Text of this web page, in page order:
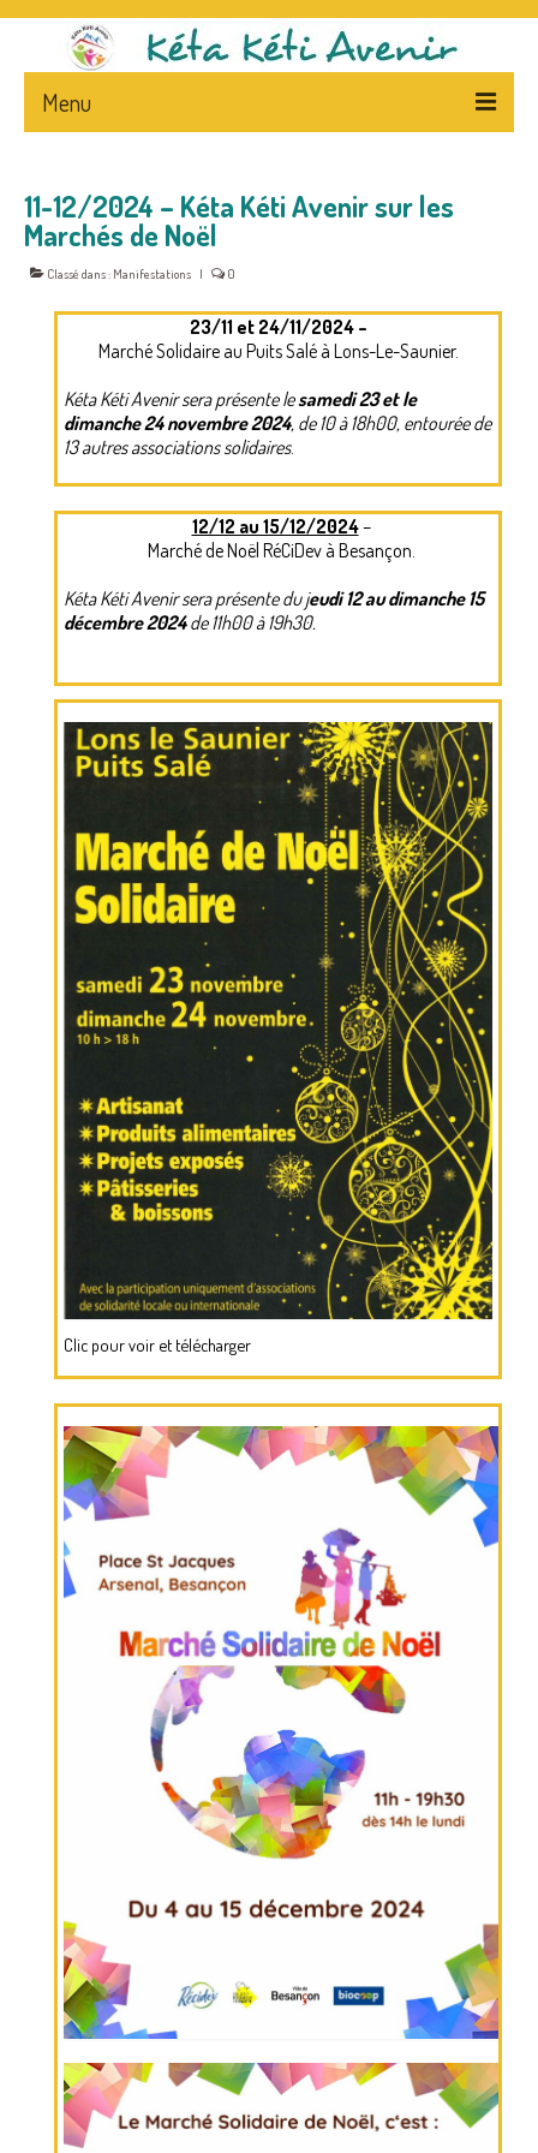
Menu
L’ASSOCIATION
PRESENTATION
STATUTS – FLYERS
LA PRESSE ET L’ASSOCIATION
NEWS
NEPAL – & – CENTRE
NEPAL – LE PAYS
CENTRE D’ACCUEIL
NOUS AIDER ?
FAQ
ACTUALITES
AGENDA
CONTACT
11-12/2024 – Kéta Kéti Avenir sur les
Marchés de Noël
Classé dans : Manifestations | 0
23/11 et 24/11/2024 –
Marché Solidaire au Puits Salé à Lons-Le-Saunier.
Kéta Kéti Avenir sera présente lesamedi 23 et le
dimanche 24 novembre 2024, de 10 à 18h00, entourée de
13 autres associations solidaires.
12/12 au 15/12/2024–
Marché de Noël RéCiDev à Besançon.
Kéta Kéti Avenir sera présente du jeudi 12 au dimanche 15
décembre 2024de 11h00 à 19h30.
Clic pour voir et télécharger